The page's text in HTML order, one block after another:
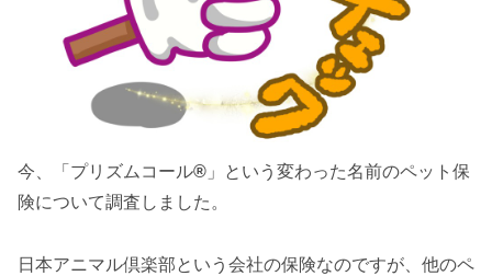
今、「プリズムコール® 」という変わった名前のペット保
険について調査しました。
日本アニマル倶楽部という会社の保険なのですが、他のペ